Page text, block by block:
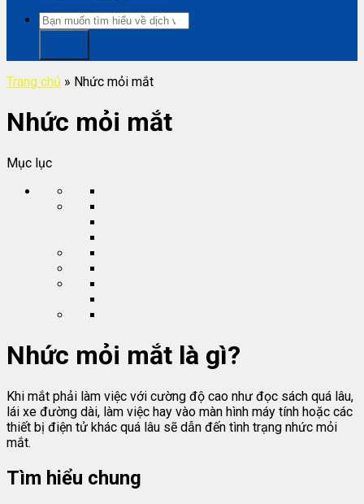
Trang chủ » Nhức mỏi mắt
Nhức mỏi mắt
Mục lục
Nhức mỏi mắt là gì?
Khi mắt phải làm việc với cường độ cao như đọc sách quá lâu,
lái xe đường dài, làm việc hay vào màn hình máy tính hoặc các
thiết bị điện tử khác quá lâu sẽ dẫn đến tình trạng nhức mỏi
mắt.
Tìm hiểu chung